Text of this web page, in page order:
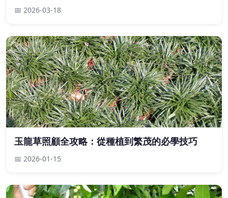
📅 2026-03-18
玉龍草照顧全攻略：從種植到繁茂的必學技巧
📅 2026-01-15